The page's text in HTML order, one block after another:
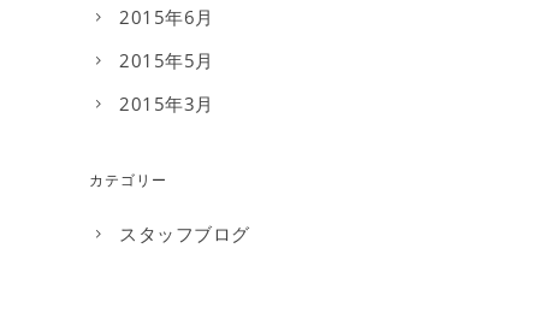
2015年6月
2015年5月
2015年3月
カテゴリー
スタッフブログ